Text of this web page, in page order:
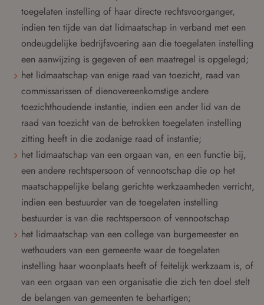
toegelaten instelling of haar directe rechtsvoorganger,
indien ten tijde van dat lidmaatschap in verband met een
ondeugdelijke bedrijfsvoering aan die toegelaten instelling
een aanwijzing is gegeven of een maatregel is opgelegd;
het lidmaatschap van enige raad van toezicht, raad van
commissarissen of dienovereenkomstige andere
toezichthoudende instantie, indien een ander lid van de
raad van toezicht van de betrokken toegelaten instelling
zitting heeft in die zodanige raad of instantie;
het lidmaatschap van een orgaan van, en een functie bij,
een andere rechtspersoon of vennootschap die op het
maatschappelijke belang gerichte werkzaamheden verricht,
indien een bestuurder van de toegelaten instelling
bestuurder is van die rechtspersoon of vennootschap
het lidmaatschap van een college van burgemeester en
wethouders van een gemeente waar de toegelaten
instelling haar woonplaats heeft of feitelijk werkzaam is, of
van een orgaan van een organisatie die zich ten doel stelt
de belangen van gemeenten te behartigen;